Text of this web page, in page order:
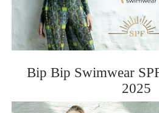
BIP BIP MLLE
Bip Bip Swimwear
2025